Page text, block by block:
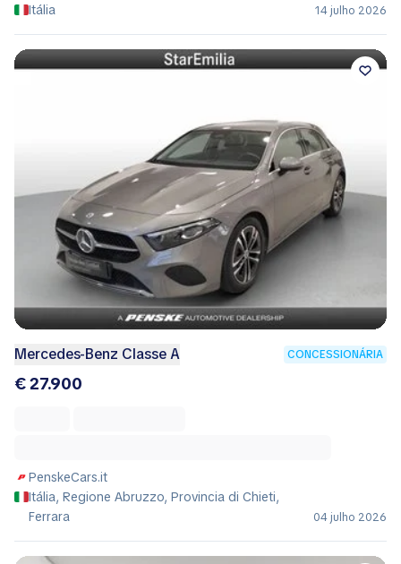
Itália
14 julho 2026
Mercedes-Benz Classe A CONCESSIONÁRIA
€ 27.900
PenskeCars.it
Itália, Regione Abruzzo, Provincia di Chieti,
Ferrara
04 julho 2026